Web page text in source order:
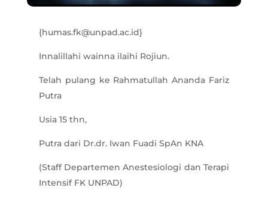
{humas.fk@unpad.ac.id}
Innalillahi wainna ilaihi Rojiun.
Telah pulang ke Rahmatullah Ananda Fariz
Putra
Usia 15 thn,
Putra dari Dr.dr. Iwan Fuadi SpAn KNA
(Staff Departemen Anestesiologi dan Terapi
Intensif FK UNPAD)